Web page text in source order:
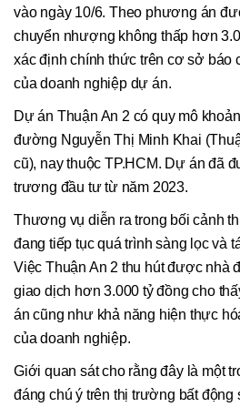
vào ngày 10/6. Theo phương án
chuyển nhượng không thấp hơn
xác định chính thức trên cơ sở báo
của doanh nghiệp dự án.
Dự án Thuận An 2 có quy mô
đường Nguyễn Thị Minh Khai
cũ), nay thuộc TP.HCM. Dự án đã
trương đầu tư từ năm 2023.
Thương vụ diễn ra trong bối cảnh
đang tiếp tục quá trình sàng lọc và
Việc Thuận An 2 thu hút được nhà
giao dịch hơn 3.000 tỷ đồng cho
án cũng như khả năng hiện thực
của doanh nghiệp.
Giới quan sát cho rằng đây là một
đáng chú ý trên thị trường bất động